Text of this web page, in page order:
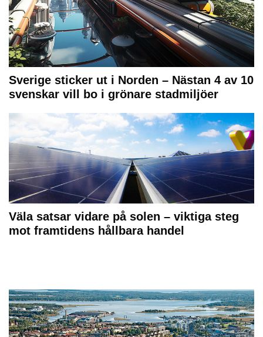
Sverige sticker ut i Norden – Nästan 4 av 10
svenskar vill bo i grönare stadmiljöer
Väla satsar vidare på solen – viktiga steg
mot framtidens hållbara handel